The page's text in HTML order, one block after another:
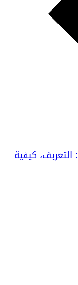
تحليل عوامل المخاطر في Barra: التعريف، كيفية